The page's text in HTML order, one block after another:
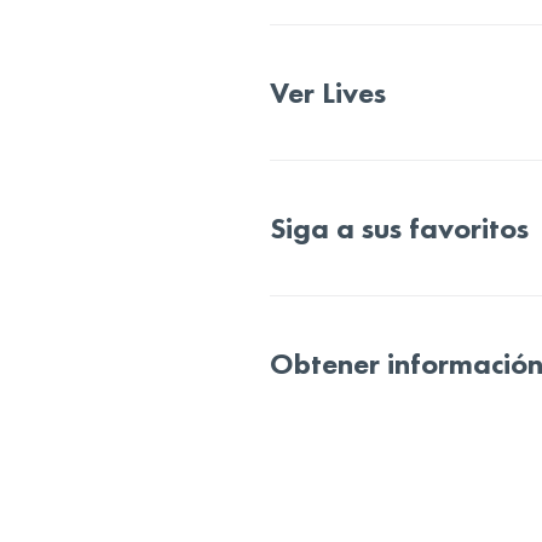
Ver Lives
Siga a sus favoritos
Obtener